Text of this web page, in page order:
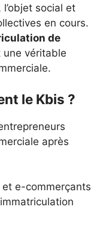
social et
en cours.
de
une véritable
le Kbis ?
après
e-commerçants